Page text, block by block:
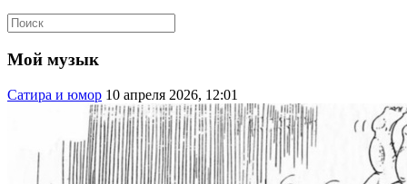
Мой музык
Сатира и юмор 10 апреля 2026, 12:01